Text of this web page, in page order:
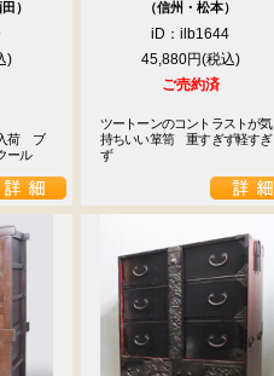
）
荷　ブ
ール
（信州・松本）
iD：ilb1644
45,880円
ご売約済
ツートーンのコントラストが気
持ちいい箪笥　重すぎず軽すぎ
ず